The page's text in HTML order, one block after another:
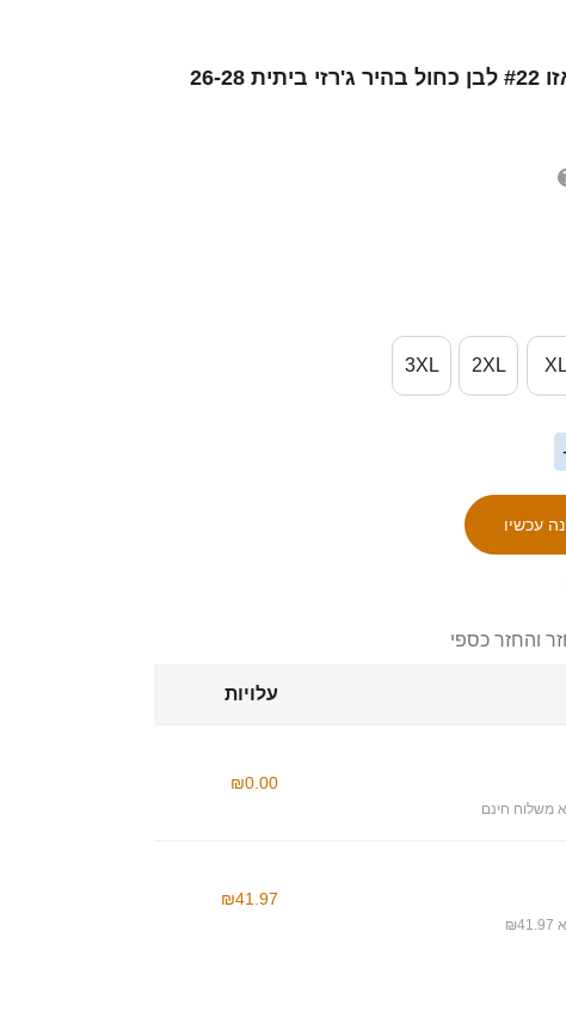
גברים ישראל אורי נתן אזו #22 לבן כחול בהיר ג'רזי ביתית 26-28
XL
2XL
3XL
והחזר כספי
עלויות
משלוח חינם
₪0.00
₪41.97